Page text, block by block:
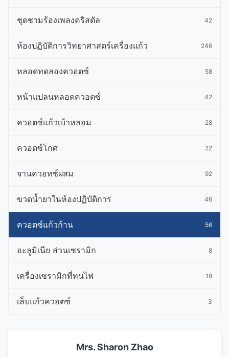
ชุดชามร้องเพลงคริสตัล 42
ห้องปฏิบัติการวิทยาศาสตร์เครื่องแก้ว 246
หลอดทดลองควอตซ์ 58
หน้าแปลนหลอดควอตซ์ 42
ควอตซ์แก้วเบ้าหลอม 28
ควอตซ์โกศ 22
จานควอทซ์ผสม 92
ขวดน้ำยาในห้องปฏิบัติการ 46
ควอตซ์แก้วก้าน 56
อะลูมิเนีย ส่วนเซรามิก 8
เครื่องเซรามิกที่ทนไฟ 18
เล็บแก้วควอตซ์ 3
Mrs. Sharon Zhao